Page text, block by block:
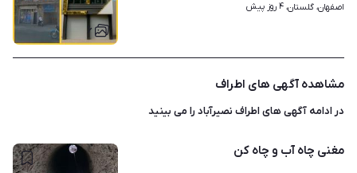
۶
اصفهان، گلستان، ۴ روز پیش
مشاهده آگهی های اطراف
در ادامه آگهی هایاطراف نصیرآبادرا می بینید
مغنی چاه آب و چاه کن